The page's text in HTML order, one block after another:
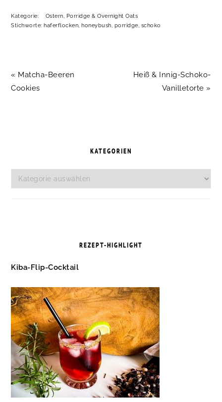
Kategorie: Ostern, Porridge & Overnight Oats
Stichworte:haferflocken,honeybush, porridge, schoko
Vorheriger
Beitrag:
« Matcha-Beeren
Cookies
Nächster
Heiß & Innig-Schoko-
Vanilletorte »
KATEGORIEN
Kategorien
REZEPT-HIGHLIGHT
Kiba-Flip-Cocktail